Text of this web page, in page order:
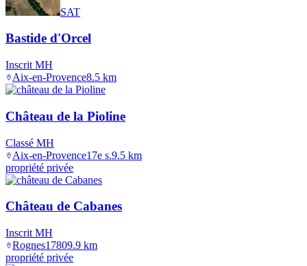
SAT
Bastide d'Orcel
Inscrit MH
Aix-en-Provence8.5 km
Château de la Pioline
Classé MH
Aix-en-Provence17e s.9.5 km
propriété privée
Château de Cabanes
Inscrit MH
Rognes17809.9 km
propriété privée